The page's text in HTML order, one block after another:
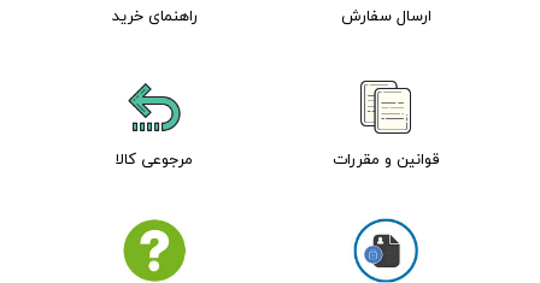
ارسال سفارش راهنمای خرید
قوانین و مقررات مرجوعی کالا